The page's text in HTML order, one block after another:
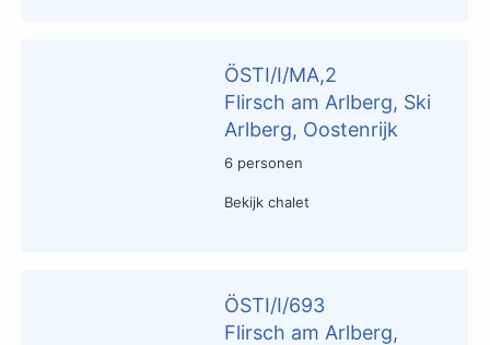
ÖSTI/I/MA,2
Flirsch am Arlberg, Ski
Arlberg, Oostenrijk
6 personen
Bekijk chalet
ÖSTI/I/693
Flirsch am Arlberg,